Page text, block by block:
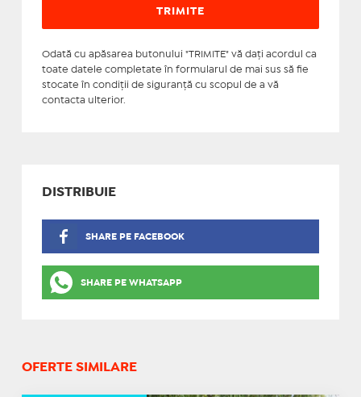
Odată cu apăsarea butonului "TRIMITE" vă daţi acordul ca
toate datele completate în formularul de mai sus să fie
stocate în condiţii de siguranţă cu scopul de a vă
contacta ulterior.
DISTRIBUIE
SHARE PE FACEBOOK
SHARE PE WHATSAPP
OFERTE SIMILARE